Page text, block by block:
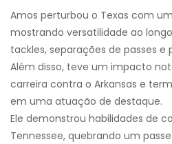
Amos perturbou o Texas com
mostrando versatilidade ao
tackles, separações de passes e
Além disso, teve um impacto
carreira contra o Arkansas e
em uma atuação de destaque.
Ele demonstrou habilidades de
Tennessee, quebrando um